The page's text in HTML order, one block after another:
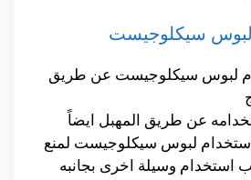
لبوس سيكلوجيست
لبوس سيكلوجيست عن طريق
عن طريق المهبل ايضاً
لبوس سيكلوجيست لمنع
استخدام وسيلة اخرى بجانبه